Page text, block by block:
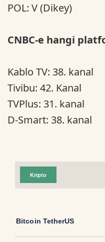
POL: V (Dikey)
CNBC-e hangi
Kablo TV: 38. kanal
Tivibu: 42. Kanal
TVPlus: 31. kanal
D-Smart: 38. kanal
Kripto
Bitcoin TetherUS